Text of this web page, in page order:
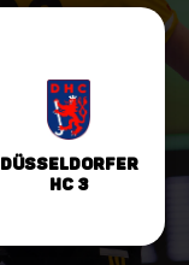
Düsseldorfer
HC 3